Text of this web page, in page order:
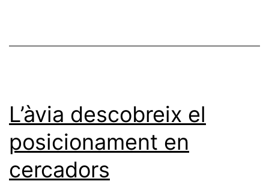
és
per
a
tu.
L’àvia descobreix el
posicionament en
cercadors